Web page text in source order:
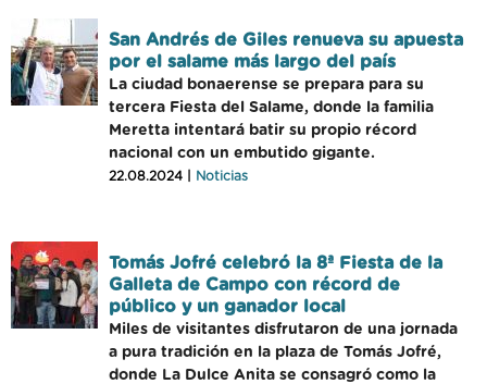
San Andrés de Giles renueva su apuesta
por el salame más largo del país
La ciudad bonaerense se prepara para su
tercera Fiesta del Salame, donde la familia
Meretta intentará batir su propio récord
nacional con un embutido gigante.
22.08.2024 | Noticias
Tomás Jofré celebró la 8ª Fiesta de la
Galleta de Campo con récord de
público y un ganador local
Miles de visitantes disfrutaron de una jornada
a pura tradición en la plaza de Tomás Jofré,
donde La Dulce Anita se consagró como la